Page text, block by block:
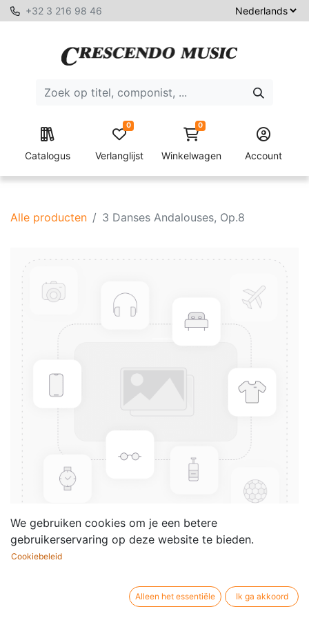
+32 3 216 98 46
Catalogus Verlanglijst
0 0
Winkelwagen Account
Alle producten 3 Danses Andalouses, Op.8
3 Danses Andalouses, Op.8
Joaquin Turina
We gebruiken cookies om je een betere
gebruikerservaring op deze website te bieden.
Cookiebeleid
Alleen het essentiële Ik ga akkoord